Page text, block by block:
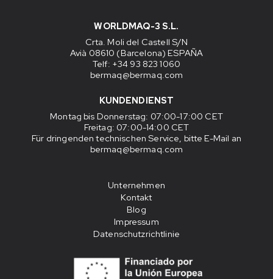
WORLDMAQ-3 S.L.
Crta. Moli del Castell S/N
Avià 08610 (Barcelona) ESPAÑA
Telf: +34 93 823 1060
bermaq@bermaq.com
KUNDENDIENST
Montag bis Donnerstag: 07:00-17:00 CET
Freitag: 07:00-14:00 CET
Für dringenden technischen Service, bitte E-Mail an
bermaq@bermaq.com
Unternehmen
Kontakt
Blog
Impressum
Datenschutzrichtlinie